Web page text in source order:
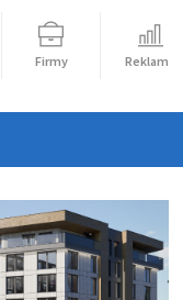
Firmy Reklama